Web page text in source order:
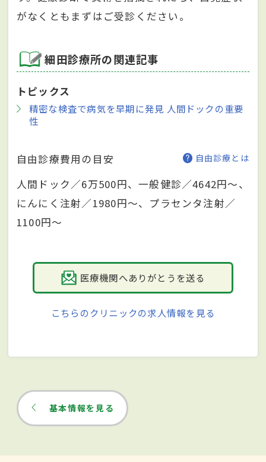
がなくともまずはご受診ください。
細田診療所の関連記事
トピックス
精密な検査で病気を早期に発見 人間ドックの重要
性
自由診療費用の目安 自由診療とは
人間ドック／6万500円、一般健診／4642円～、
にんにく注射／1980円～、プラセンタ注射／
1100円～
医療機関へありがとうを送る
こちらのクリニックの求人情報を見る
基本情報を見る